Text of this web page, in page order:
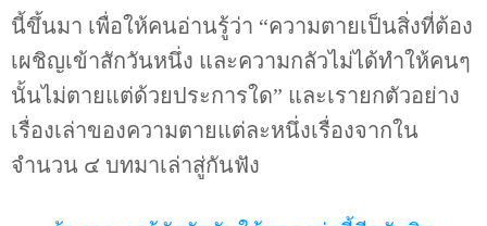
นี้ขึ้นมา เพื่อให้คนอ่านรู้ว่า “ความตายเป็นสิ่งที่ต้อง
เผชิญเข้าสักวันหนึ่ง และความกลัวไม่ได้ทำให้คนๆ
นั้นไม่ตายแต่ด้วยประการใด” และเรายกตัวอย่าง
เรื่องเล่าของความตายแต่ละหนึ่งเรื่องจากใน
จำนวน ๔ บทมาเล่าสู่กันฟัง